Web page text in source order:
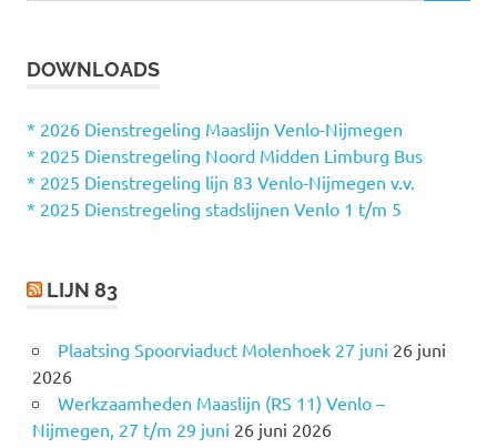
e
n
a
a
r
DOWNLOADS
* 2026 Dienstregeling Maaslijn Venlo-Nijmegen
* 2025 Dienstregeling Noord Midden Limburg Bus
* 2025 Dienstregeling lijn 83 Venlo-Nijmegen v.v.
* 2025 Dienstregeling stadslijnen Venlo 1 t/m 5
LIJN 83
Plaatsing Spoorviaduct Molenhoek 27 juni 26 juni
2026
Werkzaamheden Maaslijn (RS 11) Venlo –
Nijmegen, 27 t/m 29 juni 26 juni 2026